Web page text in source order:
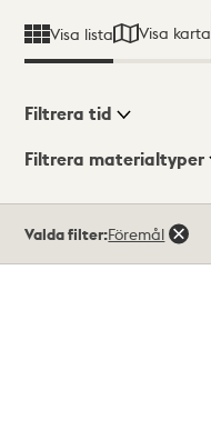
Visa lista Visa karta
Visningsläge
Filtrera tid
Filtrera materialtyper
träffar
Valda filter:Föremål